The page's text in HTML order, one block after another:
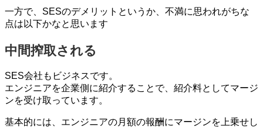
一方で、SESのデメリットというか、不満に思われがちな
点は以下かなと思います
中間搾取される
SES会社もビジネスです。
エンジニアを企業側に紹介することで、紹介料としてマージ
ンを受け取っています。
基本的には、エンジニアの月額の報酬にマージンを上乗せし